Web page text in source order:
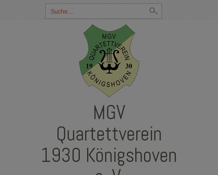
Suchbegriff
eingeben:
MGV
Quartettverein
1930 Königshoven